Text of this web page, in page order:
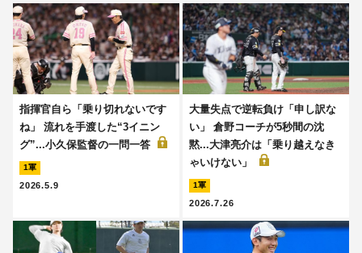
指揮官自ら「乗り切れないです
ね」 流れを手渡した“3イニン
グ”...小久保監督の一問一答
1軍
2026.5.9
大量失点で逆転負け「申し訳な
い」 倉野コーチが5秒間の沈
黙...大津亮介は「乗り越えなき
ゃいけない」
1軍
2026.7.26